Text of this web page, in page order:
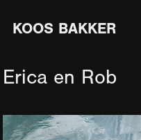
KOOS BAKKER
Erica en Rob